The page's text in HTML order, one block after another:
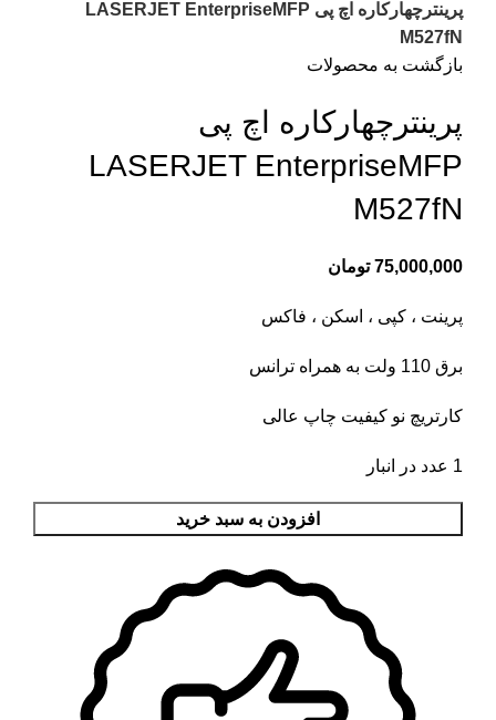
پرینترچهارکاره اچ پی LASERJET EnterpriseMFP
M527fN
بازگشت به محصولات
پرینترچهارکاره اچ پی
LASERJET EnterpriseMFP
M527fN
75,000,000 تومان
پرینت ، کپی ، اسکن ، فاکس
برق 110 ولت به همراه ترانس
کارتریچ نو کیفیت چاپ عالی
1 عدد در انبار
افزودن به سبد خرید